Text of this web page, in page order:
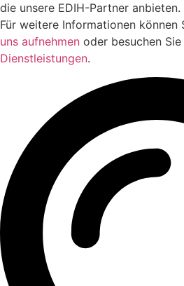
die unsere EDIH-Partner anbieten.
Für weitere Informationen können
uns aufnehmen oder besuchen
Dienstleistungen.